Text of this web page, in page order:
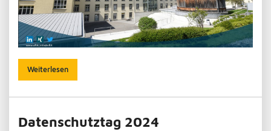
Weiterlesen
Datenschutztag 2024